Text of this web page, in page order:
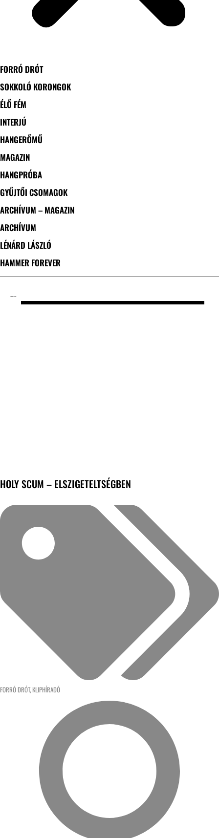
FORRÓ DRÓT
SOKKOLÓ KORONGOK
ÉLŐ FÉM
INTERJÚ
HANGERŐMŰ
MAGAZIN
HANGPRÓBA
GYŰJTŐI CSOMAGOK
ARCHÍVUM – MAGAZIN
ARCHÍVUM
LÉNÁRD LÁSZLÓ
HAMMER FOREVER
HOLY SCUM – ELSZIGETELTSÉGBEN
FORRÓ DRÓT, KLIPHÍRADÓ